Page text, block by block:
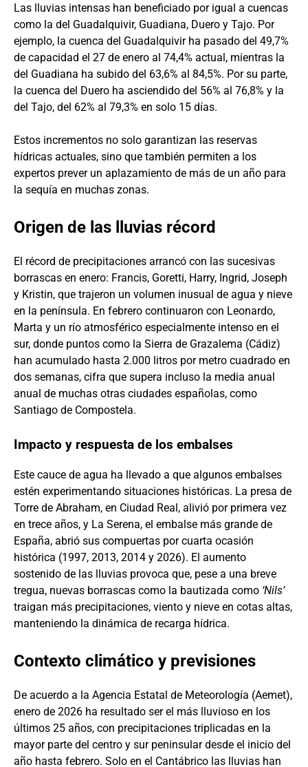
Las lluvias intensas han beneficiado por igual a cuencas
como la del Guadalquivir, Guadiana, Duero y Tajo. Por
ejemplo, la cuenca del Guadalquivir ha pasado del 49,7%
de capacidad el 27 de enero al 74,4% actual, mientras la
del Guadiana ha subido del 63,6% al 84,5%. Por su parte,
la cuenca del Duero ha asciendido del 56% al 76,8% y la
del Tajo, del 62% al 79,3% en solo 15 días.
Estos incrementos no solo garantizan las reservas
hídricas actuales, sino que también permiten a los
expertos prever un aplazamiento de más de un año para
la sequía en muchas zonas.
Origen de las lluvias récord
El récord de precipitaciones arrancó con las sucesivas
borrascas en enero: Francis, Goretti, Harry, Ingrid, Joseph
y Kristin, que trajeron un volumen inusual de agua y nieve
en la península. En febrero continuaron con Leonardo,
Marta y un río atmosférico especialmente intenso en el
sur, donde puntos como la Sierra de Grazalema (Cádiz)
han acumulado hasta 2.000 litros por metro cuadrado en
dos semanas, cifra que supera incluso la media anual
anual de muchas otras ciudades españolas, como
Santiago de Compostela.
Impacto y respuesta de los embalses
Este cauce de agua ha llevado a que algunos embalses
estén experimentando situaciones históricas. La presa de
Torre de Abraham, en Ciudad Real, alivió por primera vez
en trece años, y La Serena, el embalse más grande de
España, abrió sus compuertas por cuarta ocasión
histórica (1997, 2013, 2014 y 2026). El aumento
sostenido de las lluvias provoca que, pese a una breve
tregua, nuevas borrascas como la bautizada como ‘Nils’
traigan más precipitaciones, viento y nieve en cotas altas,
manteniendo la dinámica de recarga hídrica.
Contexto climático y previsiones
De acuerdo a la Agencia Estatal de Meteorología (Aemet),
enero de 2026 ha resultado ser el más lluvioso en los
últimos 25 años, con precipitaciones triplicadas en la
mayor parte del centro y sur peninsular desde el inicio del
año hasta febrero. Solo en el Cantábrico las lluvias han